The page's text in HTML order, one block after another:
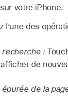
sur votre iPhone.
l’une des
recherche :
de
de la